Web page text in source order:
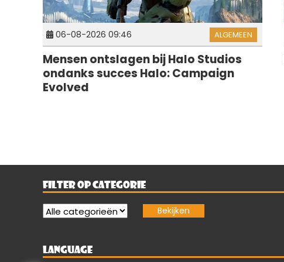
06-08-2026 09:46 ALGEMEEN
Mensen ontslagen bij Halo Studios
ondanks succes Halo: Campaign
Evolved
FILTER OP CATEGORIE
LANGUAGE